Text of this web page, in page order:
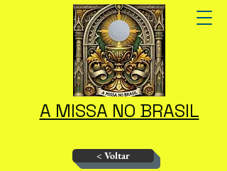
A MISSA NO BRASIL
< Voltar